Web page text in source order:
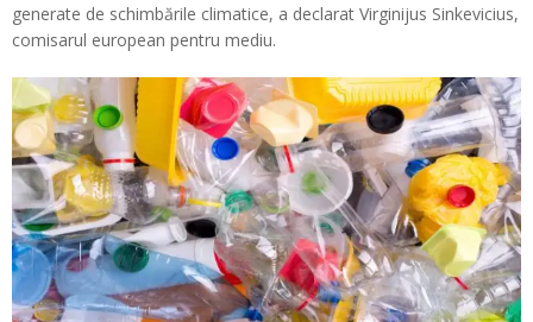
generate de schimbările climatice, a declarat Virginijus Sinkevicius,
comisarul european pentru mediu.